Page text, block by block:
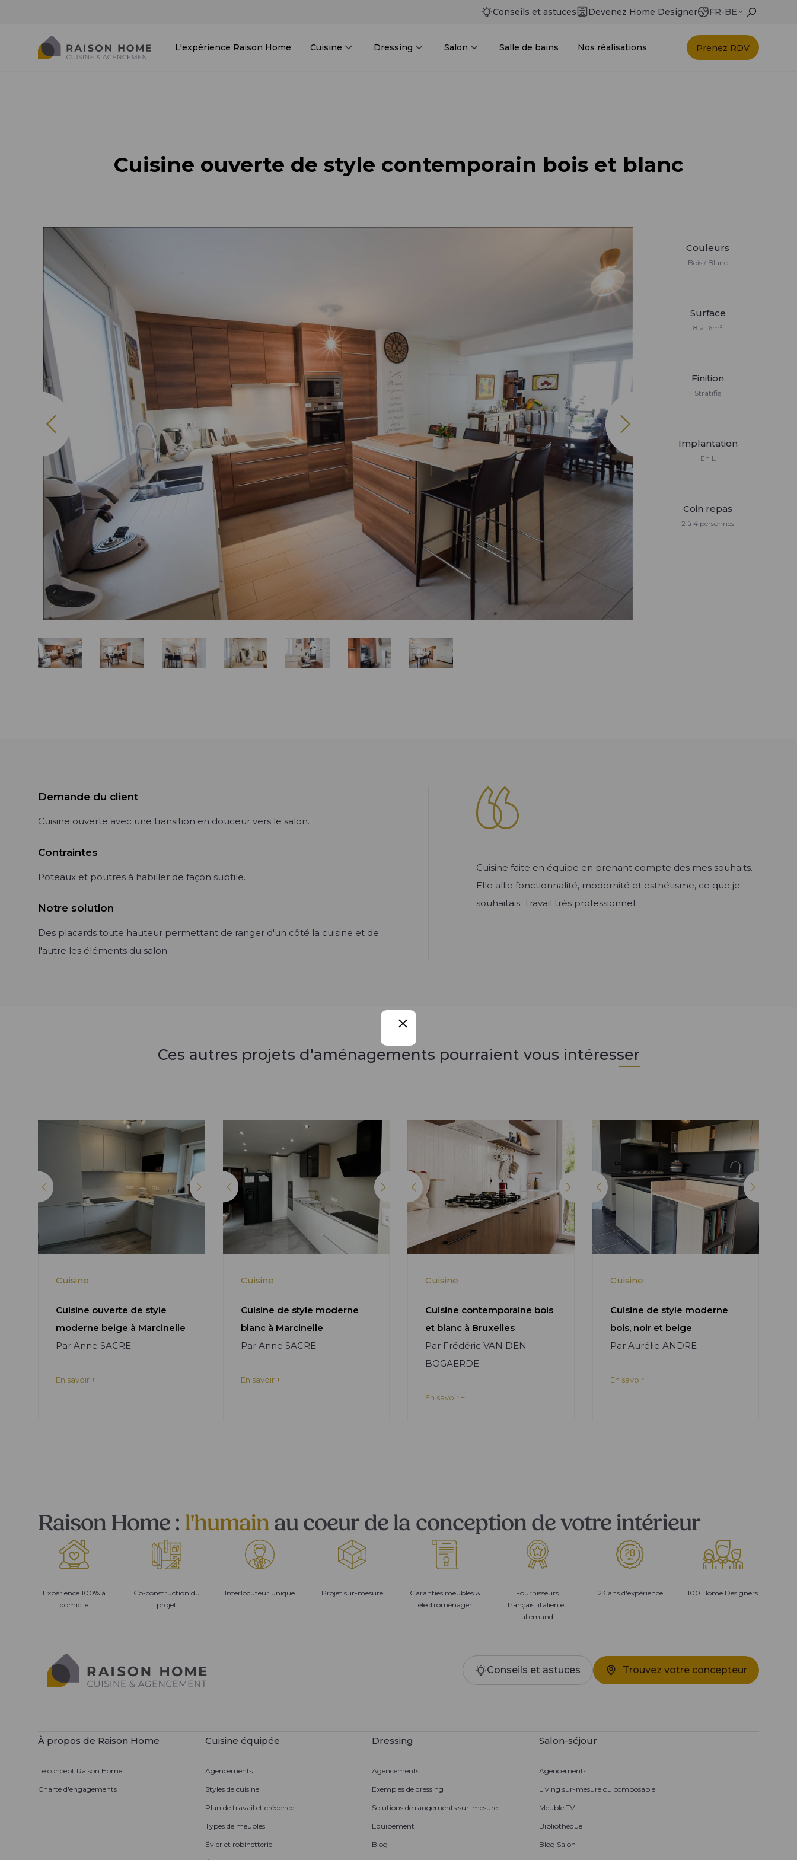
Conseils et astuces Devenez Home Designer FR-BE
L'expérience Raison Home Cuisine Dressing Salon Salle de bains Nos réalisations Prenez RDV
Cuisine ouverte de style contemporain bois et blanc
Couleurs
Bois / Blanc
Surface
8 à 16m²
Finition
Stratifié
Implantation
En L
Coin repas
2 à 4 personnes
Demande du client
Cuisine ouverte avec une transition en douceur vers le salon.
Contraintes
Poteaux et poutres à habiller de façon subtile.
Notre solution
Des placards toute hauteur permettant de ranger d'un côté la cuisine et de
l'autre les éléments du salon.
Cuisine faite en équipe en prenant compte des mes souhaits.
Elle allie fonctionnalité, modernité et esthétisme, ce que je
souhaitais. Travail très professionnel.
Ces autres projets d'aménagements pourraient vous intéresser
Cuisine
Cuisine ouverte de style
moderne beige à Marcinelle
Par Anne SACRE
En savoir +
Cuisine
Cuisine de style moderne
blanc à Marcinelle
Par Anne SACRE
En savoir +
Cuisine
Cuisine contemporaine bois
et blanc à Bruxelles
Par Frédéric VAN DEN
BOGAERDE
En savoir +
Cuisine
Cuisine de style moderne
bois, noir et beige
Par Aurélie ANDRE
En savoir +
Raison Home : l'humainau coeur de la conception de votre intérieur
Expérience 100% à
domicile
Co-construction du
projet
Interlocuteur unique Projet sur-mesure
Garanties meubles &
électroménager
Fournisseurs
français, italien et
allemand
23 ans d'expérience 100 Home Designers
Conseils et astuces Trouvez votre concepteur
À propos de Raison Home
Le concept Raison Home
Charte d'engagements
Cuisine équipée
Agencements
Styles de cuisine
Plan de travail et crédence
Types de meubles
Évier et robinetterie
Dressing
Agencements
Exemples de dressing
Solutions de rangements sur-mesure
Equipement
Blog
Salon-séjour
Agencements
Living sur-mesure ou composable
Meuble TV
Bibliothèque
Blog Salon